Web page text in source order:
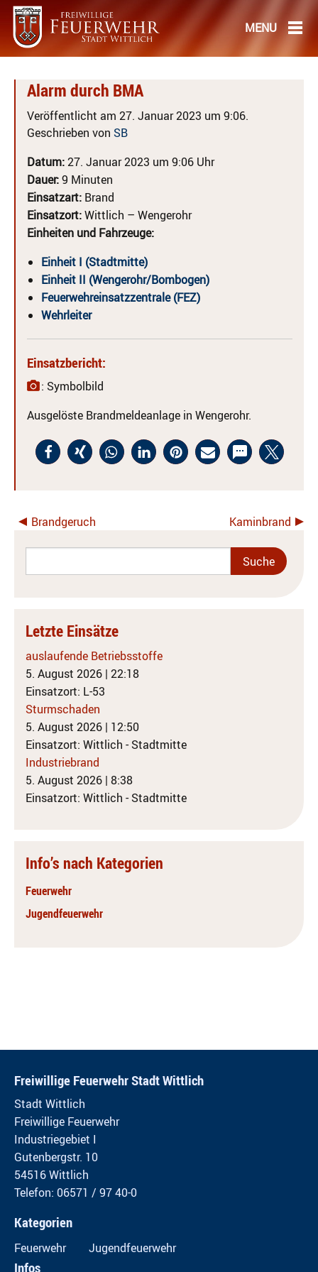
Alarm durch BMA
Veröffentlicht am 27. Januar 2023 um 9:06.
Geschrieben von SB
Datum:27. Januar 2023 um 9:06 Uhr
Dauer:9 Minuten
Einsatzart: Brand
Einsatzort:Wittlich – Wengerohr
Einheiten und Fahrzeuge:
Einheit I (Stadtmitte)
Einheit II (Wengerohr/Bombogen)
Feuerwehreinsatzzentrale (FEZ)
Wehrleiter
Einsatzbericht:
: Symbolbild
Ausgelöste Brandmeldeanlage in Wengerohr.
Brandgeruch Kaminbrand
Letzte Einsätze
auslaufende Betriebsstoffe
5. August 2026 | 22:18
Einsatzort: L-53
Sturmschaden
5. August 2026 | 12:50
Einsatzort: Wittlich - Stadtmitte
Industriebrand
5. August 2026 | 8:38
Einsatzort: Wittlich - Stadtmitte
Info’s nach Kategorien
Feuerwehr
Jugendfeuerwehr
Freiwillige Feuerwehr Stadt Wittlich
Stadt Wittlich
Freiwillige Feuerwehr
Industriegebiet I
Gutenbergstr. 10
54516 Wittlich
Telefon: 06571 / 97 40-0
Kategorien
Feuerwehr Jugendfeuerwehr
Infos